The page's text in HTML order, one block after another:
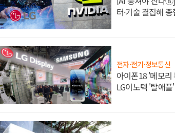
터·기술 결집해
전자·전기·정보통신
아이폰18 '메모리
LG이노텍 '탈애